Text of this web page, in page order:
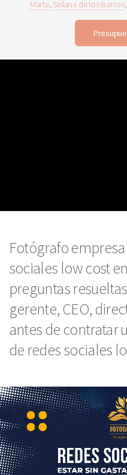
Marta, Solana de los Barros
Fotógrafo
sociales low cost
preguntas
gerente, CEO,
antes de contratar
de redes sociales